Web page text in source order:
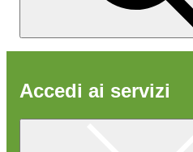
Accedi ai servizi